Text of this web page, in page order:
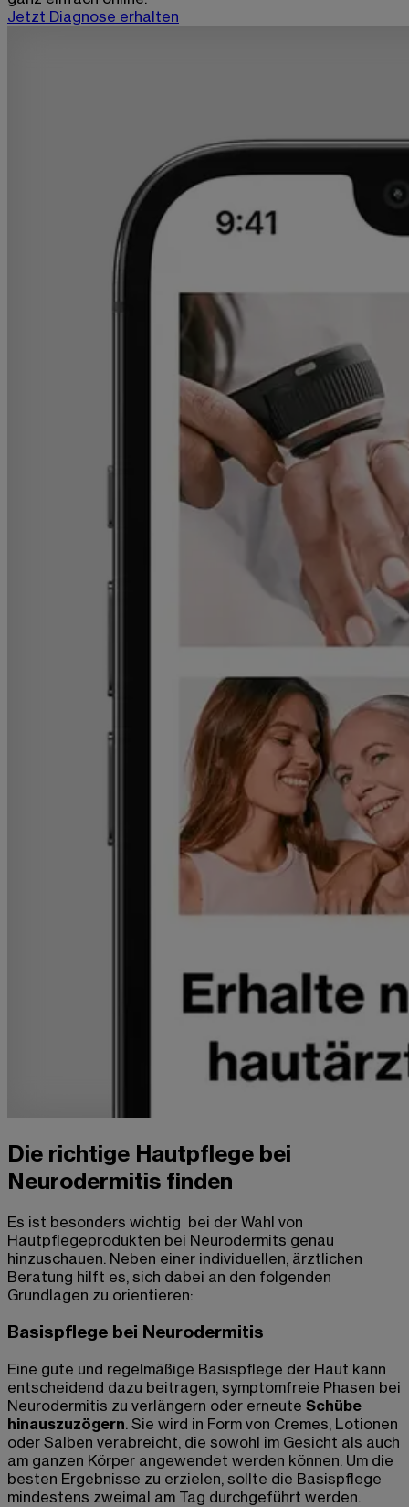
Jetzt Diagnose erhalten
Die richtige Hautpflege bei
Neurodermitis finden
Es ist besonders wichtig bei der Wahl von
Hautpflegeprodukten bei Neurodermits genau
hinzuschauen. Neben einer individuellen, ärztlichen
Beratung hilft es, sich dabei an den folgenden
Grundlagen zu orientieren:
Basispflege bei Neurodermitis
Eine gute und regelmäßige Basispflege der Haut kann
entscheidend dazu beitragen, symptomfreie Phasen bei
Neurodermitis zu verlängern oder erneute Schübe
hinauszuzögern. Sie wird in Form von Cremes, Lotionen
oder Salben verabreicht, die sowohl im Gesicht als auch
am ganzen Körper angewendet werden können. Um die
besten Ergebnisse zu erzielen, sollte die Basispflege
mindestens zweimal am Tag durchgeführt werden.